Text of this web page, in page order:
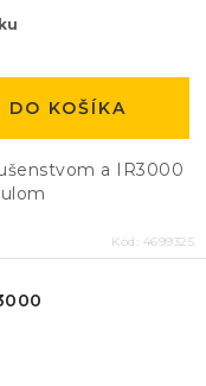
DO KOŠÍKA
a IR3000
Kód: 4699325